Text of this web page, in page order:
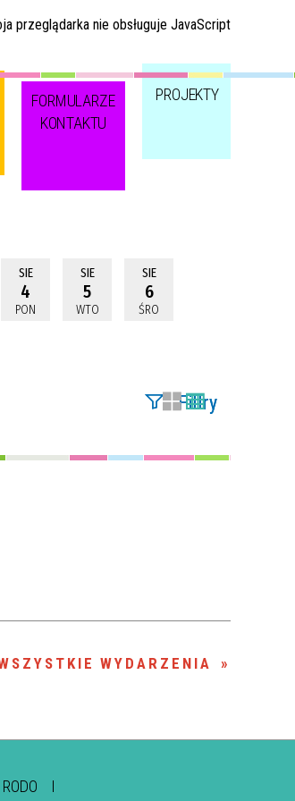
przeglądarka nie obsługuje JavaScript
FORMULARZE
KONTAKTU
PROJEKTY
SIE
4
PON
SIE
5
WTO
SIE
6
ŚRO
Filtry
Szukana fraza
Miejsce
Organizator
WYDARZENIA
RODO